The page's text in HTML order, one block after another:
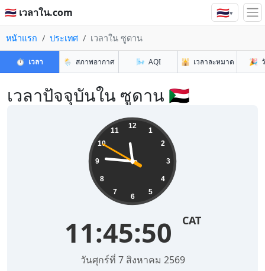
🇹🇭 เวลาใน.com 🇹🇭▾
หน้าแรก ประเทศ เวลาใน ซูดาน
⏱️ เวลา 🌦️ สภาพอากาศ 🌬️ AQI 🕌 เวลาละหมาด 🎉
เวลาปัจจุบันใน ซูดาน 🇸🇩
12
1
2
3
4
5
6
7
8
9
10
11
11:45:50 CAT
วันศุกร์ที่ 7 สิงหาคม 2569